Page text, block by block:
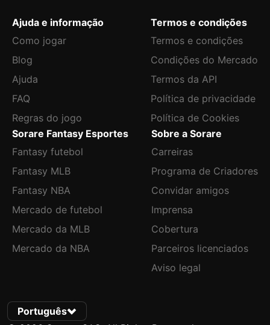
Ajuda e informação
Como jogar
Blog
Ajuda
FAQ
Regras do jogo
Termos e condições
Termos e condições
Condições do Mercado
Termos da API
Política de privacidade
Política de Cookies
Sorare Fantasy Esportes
Fantasy futebol
Fantasy MLB
Fantasy NBA
Mercado de futebol
Mercado da MLB
Mercado da NBA
Sobre a Sorare
Carreiras
Programa de Criadores
Convidar amigos
Imprensa
Cobertura
Parceiros licenciados
Aviso legal
Português